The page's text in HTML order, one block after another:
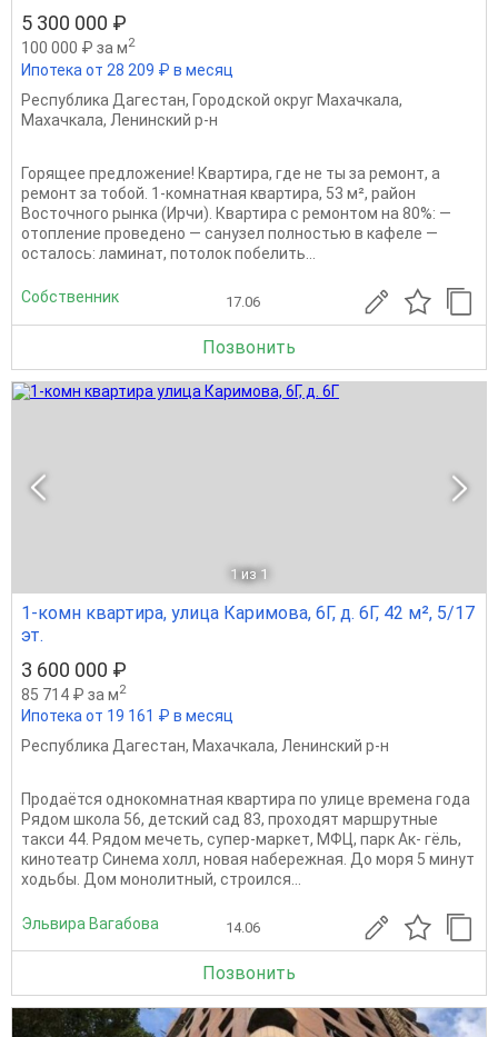
5 300 000 ₽
100 000 ₽ за м2
Ипотека от 28 209 ₽ в месяц
Республика Дагестан, Городской округ Махачкала,
Махачкала, Ленинский р-н
Горящее предложение! Квартира, где не ты за ремонт, а
ремонт за тобой. 1-комнатная квартира, 53 м², район
Восточного рынка (Ирчи). Квартира с ремонтом на 80%: —
отопление проведено — санузел полностью в кафеле —
осталось: ламинат, потолок побелить...
Собственник 17.06
Позвонить
1 из 1
1-комн квартира, улица Каримова, 6Г, д. 6Г, 42 м², 5/17
эт.
3 600 000 ₽
85 714 ₽ за м2
Ипотека от 19 161 ₽ в месяц
Республика Дагестан, Махачкала, Ленинский р-н
Продаётся однокомнатная квартира по улице времена года
Рядом школа 56, детский сад 83, проходят маршрутные
такси 44. Рядом мечеть, супер-маркет, МФЦ, парк Ак- гёль,
кинотеатр Синема холл, новая набережная. До моря 5 минут
ходьбы. Дом монолитный, строился...
Эльвира Вагабова 14.06
Позвонить